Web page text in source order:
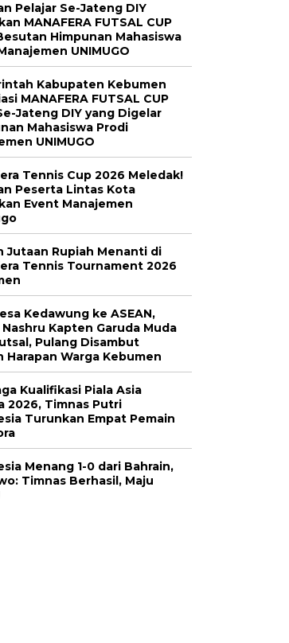
Pelajar Se-Jateng DIY
MANAFERA FUTSAL CUP
Himpunan Mahasiswa
UNIMUGO
Kabupaten Kebumen
MANAFERA FUTSAL CUP
Jateng DIY yang Digelar
Mahasiswa Prodi
UNIMUGO
Tennis Cup 2026 Meledak!
Peserta Lintas Kota
Event Manajemen
Jutaan Rupiah Menanti di
Tennis Tournament 2026
Kedawung ke ASEAN,
Kapten Garuda Muda
Pulang Disambut
Harapan Warga Kebumen
Kualifikasi Piala Asia
2026, Timnas Putri
Turunkan Empat Pemain
Menang 1-0 dari Bahrain,
Timnas Berhasil, Maju